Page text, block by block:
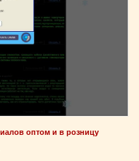
оптом и в розницу